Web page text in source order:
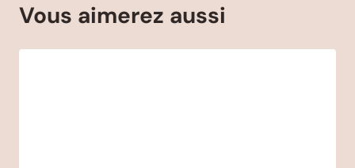
Vous aimerez aussi